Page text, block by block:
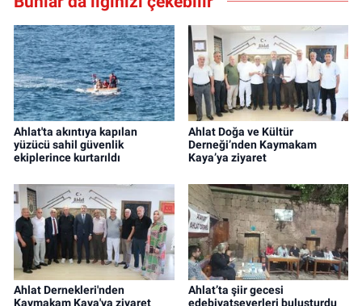
Ahlat'ta akıntıya kapılan
yüzücü sahil güvenlik
ekiplerince kurtarıldı
Ahlat Doğa ve Kültür
Derneği’nden Kaymakam
Kaya’ya ziyaret
Ahlat Dernekleri'nden
Kaymakam Kaya'ya ziyaret
Ahlat’ta şiir gecesi
edebiyatseverleri buluşturdu